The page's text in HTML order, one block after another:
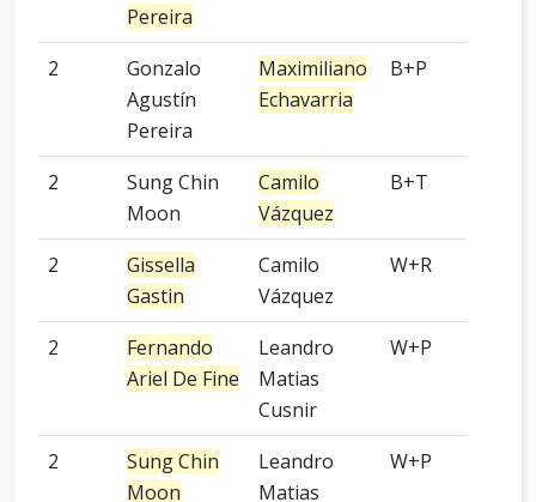
Pereira
2
Gonzalo
Agustín
Pereira
Maximiliano
Echavarria
B+P
2
Sung Chin
Moon
Camilo
Vázquez
B+T
2
Gissella
Gastin
Camilo
Vázquez
W+R
2
Fernando
Ariel De Fine
Leandro
Matias
Cusnir
W+P
2
Sung Chin
Moon
Leandro
Matias
W+P